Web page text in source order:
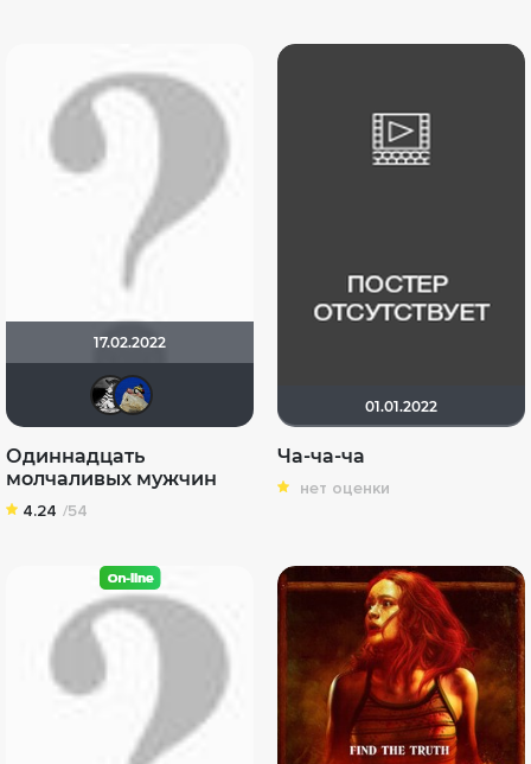
17.02.2022
Одиннадцать
молчаливых мужчин
4.24 /54
01.01.2022
Ча-ча-ча
нет оценки